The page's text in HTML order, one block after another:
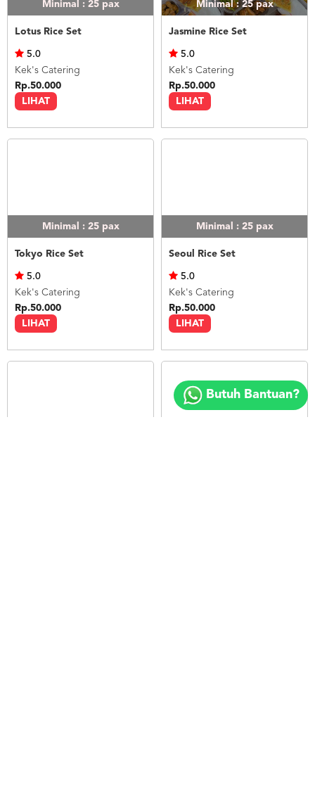
Minimal : 25 pax
Lotus Rice Set
LIHAT
5.0
Kek's Catering
Rp.50.000
Minimal : 25pax
Jasmine Rice Set
LIHAT
5.0
Kek's Catering
Rp.50.000
Minimal : 25 pax
Tokyo Rice Set
LIHAT
5.0
Kek's Catering
Rp.50.000
Minimal : 25 pax
Seoul Rice Set
LIHAT
5.0
Kek's Catering
Rp.50.000
Butuh Bantuan?